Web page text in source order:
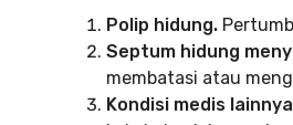
Polip hidung.
Septum hidung
membatasi atau
Kondisi medis